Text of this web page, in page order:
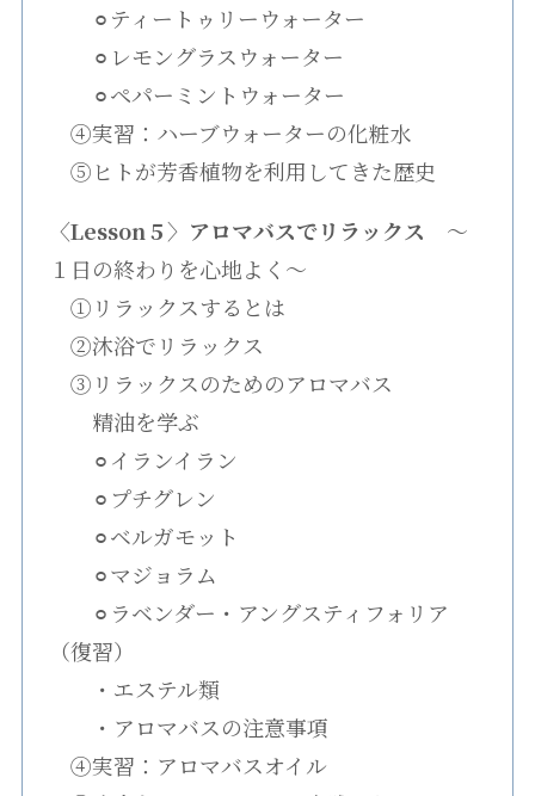
⚪︎ティートゥリーウォーター
⚪︎レモングラスウォーター
⚪︎ペパーミントウォーター
④実習：ハーブウォーターの化粧水
⑤ヒトが芳香植物を利用してきた歴史
〈Lesson５〉アロマバスでリラックス 〜
１日の終わりを心地よく〜
①リラックスするとは
②沐浴でリラックス
③リラックスのためのアロマバス
精油を学ぶ
⚪︎イランイラン
⚪︎プチグレン
⚪︎ベルガモット
⚪︎マジョラム
⚪︎ラベンダー・アングスティフォリア
（復習）
・エステル類
・アロマバスの注意事項
④実習：アロマバスオイル